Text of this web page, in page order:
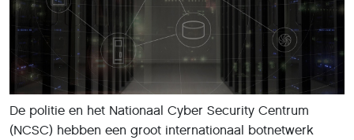
De politie en het Nationaal Cyber Security Centrum
(NCSC) hebben een groot internationaal botnetwerk